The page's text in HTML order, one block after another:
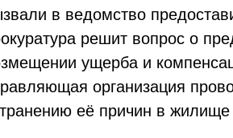
в ведомство
решит вопрос о
ущерба и
организация
её причин в